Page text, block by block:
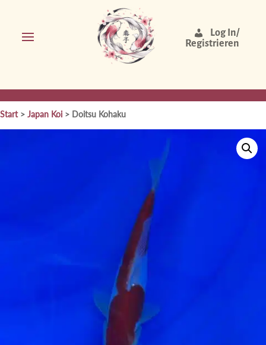
Log In/
Registrieren
Start> Japan Koi > Doitsu Kohaku